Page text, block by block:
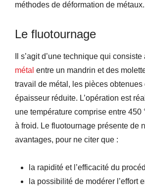
méthodes de déformation de métaux.
Le fluotournage
Il s’agit d’une technique qui
métal entre un mandrin et des
travail de métal, les pièces obtenues
épaisseur réduite. L’opération est
une température comprise entre 450
à froid. Le fluotournage présente de
avantages, pour ne citer que :
la rapidité et l’efficacité du
la possibilité de modérer l’effort